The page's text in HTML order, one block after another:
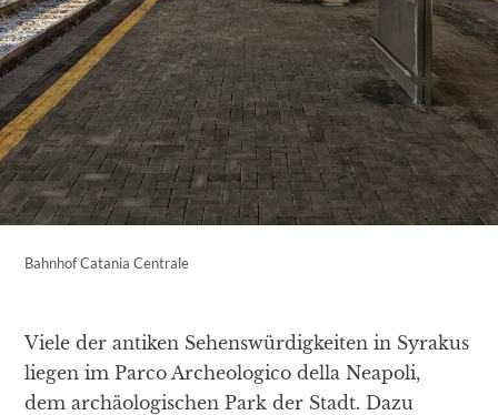
Bahnhof Catania Centrale
Viele der antiken Sehenswürdigkeiten in Syrakus
liegen im Parco Archeologico della Neapoli,
dem archäologischen Park der Stadt. Dazu